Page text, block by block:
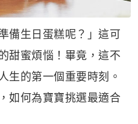
備生日蛋糕呢？」這可
甜蜜煩惱！畢竟，這不
生的第一個重要時刻。
如何為寶寶挑選最適合